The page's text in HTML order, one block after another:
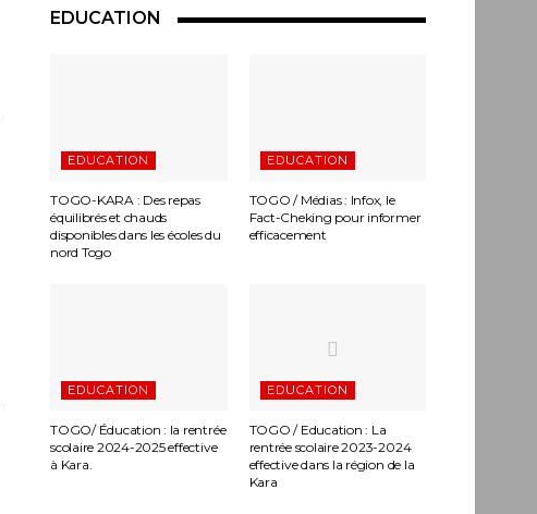
EDUCATION
EDUCATION
TOGO-KARA : Des repas
équilibrés et chauds
disponibles dans les écoles du
nord Togo
EDUCATION
TOGO / Médias : Infox, le
Fact-Cheking pour informer
efficacement
EDUCATION
TOGO/ Éducation : la rentrée
scolaire 2024-2025 effective
à Kara.
EDUCATION
TOGO / Education : La
rentrée scolaire 2023-2024
effective dans la région de la
Kara